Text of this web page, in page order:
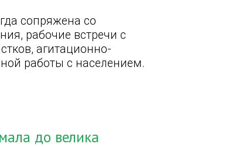
сопряжена со
рабочие встречи с
агитационно-
работы с населением.
до велика